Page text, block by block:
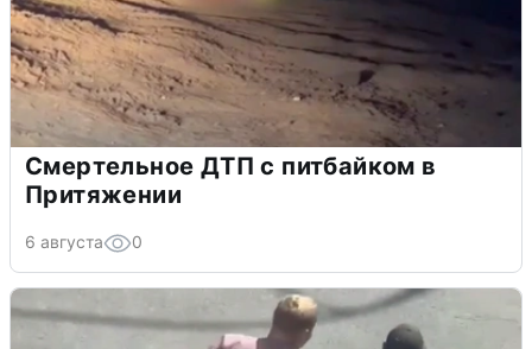
Смертельное ДТП с питбайком в
Притяжении
6 августа 0